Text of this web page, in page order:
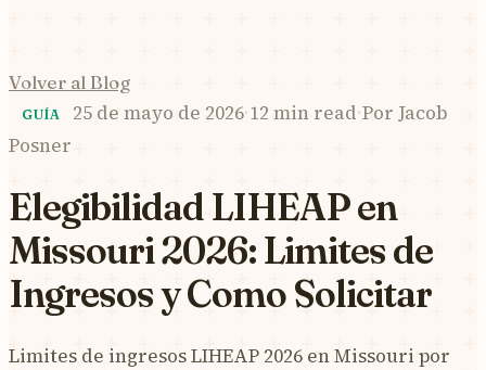
Volver al Blog
GUÍA 25 de mayo de 2026·12 min read·Por Jacob
Posner
Elegibilidad LIHEAP en
Missouri 2026: Limites de
Ingresos y Como Solicitar
Limites de ingresos LIHEAP 2026 en Missouri por